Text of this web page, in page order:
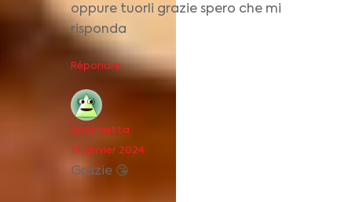
oppure tuorli grazie spero che mi
risponda
Répondre
Antonietta
13 janvier 2024
Grazie 😘